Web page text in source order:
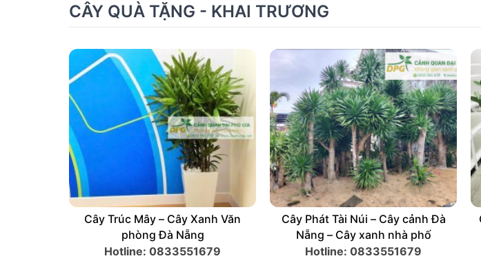
CÂY QUÀ TẶNG - KHAI TRƯƠNG
Cây Xanh Quà Tặng Khai Trương
– Cây Xanh Văn Phòng Đà Nẵng
Hotline: 0833551679
Cây Trúc Mây – Cây Xanh Văn
phòng Đà Nẵng
Hotline: 0833551679